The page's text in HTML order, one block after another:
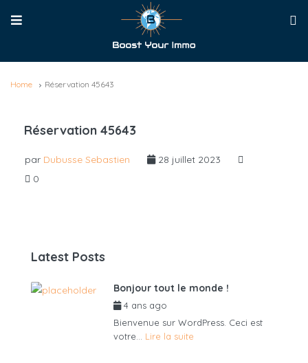
Home Réservation 45643
Réservation 45643
par Dubusse Sebastien
28 juillet 2023
0
Latest Posts
Bonjour tout le monde !
4 ans ago
Bienvenue sur WordPress. Ceci est
votre... Lire la suite